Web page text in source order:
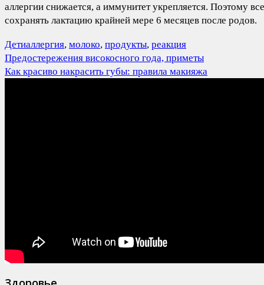
аллергии снижается, а иммунитет укрепляется. Поэтому
сохранять лактацию крайней мере 6 месяцев после родов.
Детиаллергия, молоко, продукты, реакция
Навигация
по
Предостережения високосного года, приметы
Как красиво накрасить губы: правила макияжа